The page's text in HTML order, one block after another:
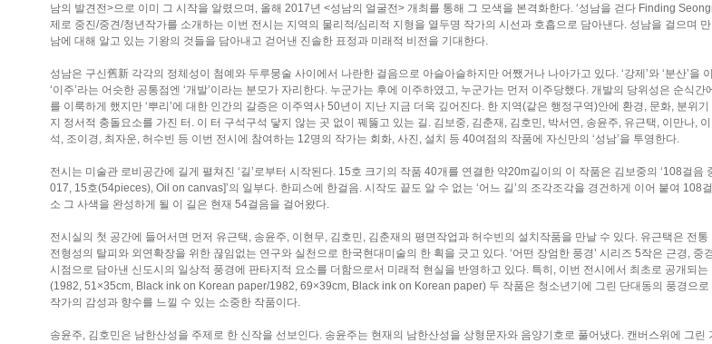
남의 발견전>으로 이미 그 시작을 알렸으며, 올해 2017년 <성남의 얼굴전> 개최를 통해 그 모색을 본격화한다. ‘성남을 걷다 Finding
제로 중진/중견/청년작가를 소개하는 이번 전시는 지역의 물리적/심리적 지형을 열두명 작가의 시선과 호흡으로 담아낸다. 성남을 걸으며
남에 대해 알고 있는 기왕의 것들을 담아내고 걷어낸 진솔한 표정과 미래적 비전을 기대한다.
성남은 구신舊新 각각의 정체성이 첨예와 두루뭉술 사이에서 나란한 걸음으로 아슬아슬하지만 어쨌거나 나아가고 있다. ‘강제’와 ‘분산’을
‘이주’라는 어슷한 공통점엔 ‘개발’이라는 분모가 자리한다. 누군가는 후에 이주하였고, 누군가는 먼저 이주당했다. 개발의 당위성은 순식간
를 이룩하게 했지만 ‘뿌리’에 대한 인간의 갈증은 이주역사 50년이 지난 지금 더욱 깊어진다. 한 지역(같은 행정구역)안에 환경, 문화, 분위
지 정서적 충돌요소를 가진 터. 이 터 구석구석 닿지 않는 곳 없이 꿰뚫고 있는 길. 김보중, 김춘재, 김호민, 박서연, 송윤주, 유근택, 이만나,
석, 조이경, 최자운, 허수빈 등 이번 전시에 참여하는 12명의 작가는 회화, 사진, 설치 등 40여점의 작품에 자신만의 ‘성남’을 투영한다.
전시는 미술관 로비공간에 길게 펼쳐진 ‘길’로부터 시작된다. 15호 크기의 작품 40개를 연결한 약20m길이의 이 작품은 김보중의 ‘108걸음
017, 15호(54pieces), Oil on canvas]’의 일부다. 한피스에 한걸음. 시작도 끝도 알 수 없는 ‘어느 길’의 조각조각을 경건하게 이어 붙여 108
소 그 사색을 완성하게 될 이 길은 현재 54걸음을 걸어왔다.
전시실의 첫 공간에 들어서면 먼저 유근택, 송윤주, 이현무, 김호민, 김춘재의 평면작업과 허수빈의 설치작품을 만날 수 있다. 유근택은 전통
전형성의 탈피와 외연확장을 위한 끊임없는 연구와 실천으로 한국현대미술의 한 획을 긋고 있다. ‘어떤 장엄한 풍경’ 시리즈 5작은 근경, 중
시점으로 담아낸 신도시의 일상적 풍경에 판타지적 요소를 더함으로서 미래적 현실을 반영하고 있다. 특히, 이번 전시에서 최초로 공개되
(1982, 51×35cm, Black ink on Korean paper/1982, 69×39cm, Black ink on Korean paper) 두 작품은 청소년기에 그린 단대동의 풍경으로
작가의 감성과 향수를 느낄 수 있는 소중한 작품이다.
송윤주, 김호민은 남한산성을 주제로 한 신작을 선보인다. 송윤주는 현재의 남한산성을 상형문자와 음양기호로 풀어냈다. 캔버스위에 그린